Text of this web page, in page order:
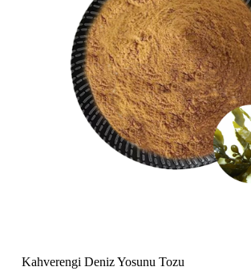
Kahverengi Deniz Yosunu Tozu